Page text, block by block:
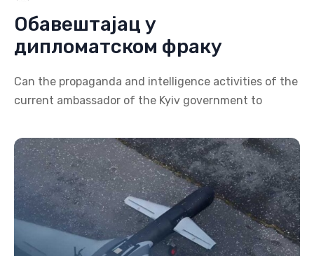
Обавештајац у
дипломатском фраку
Can the propaganda and intelligence activities of the
current ambassador of the Kyiv government to